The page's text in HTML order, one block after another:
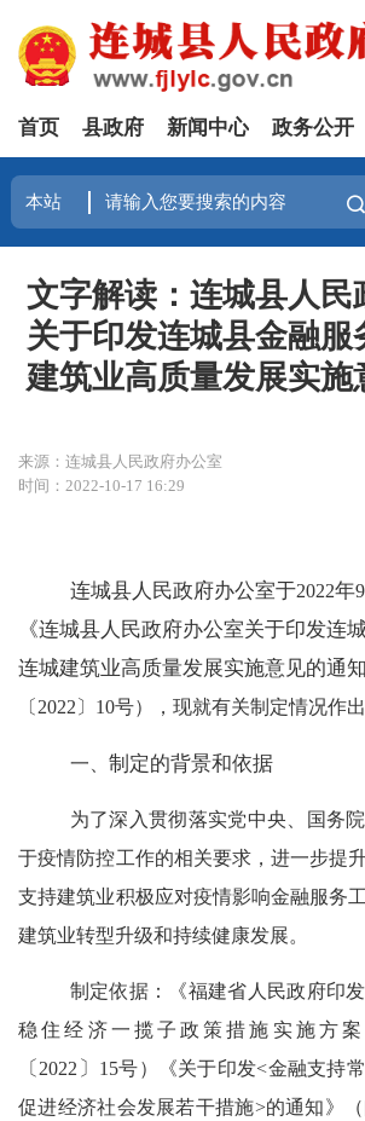
首页 县政府 新闻中心 政务公开
文字解读：连城县人民
关于印发连城县金融服
建筑业高质量发展实施
来源：连城县人民政府办公室
时间：2022-10-17 16:29
连城县人民政府办公室于2022年9
《连城县人民政府办公室关于印发连
连城建筑业高质量发展实施意见的通
〔 2022 〕 10号），现就有关制定情况作
一、 制定的背景和依据
为了深入贯彻落实党中央、国务
于疫情防控工作的相关要求，进一步提
支持建筑业积极应对疫情影响金融服务
建筑业转型升级和持续健康发展。
制定依据：《福建省人民政府印
稳住经济一揽子政策措施实施方
〔2022 〕 15号）《关于印发<金融支持
促进经济社会发展若干措施>的通知》